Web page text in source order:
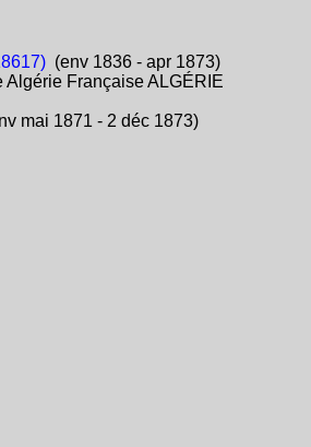
(env 1836 - apr 1873)
Algérie Française ALGÉRIE
mai 1871 - 2 déc 1873)